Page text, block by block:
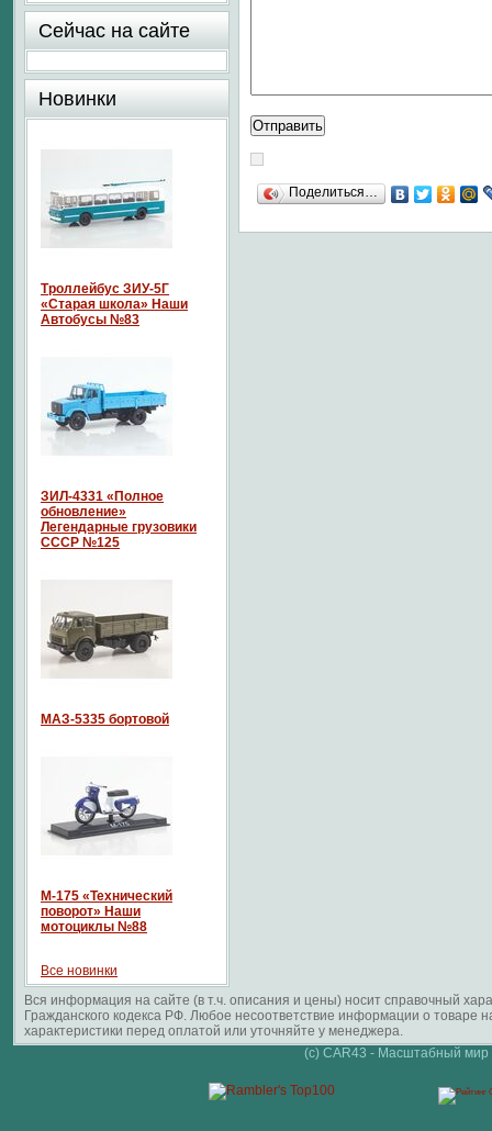
Поделиться…
Сейчас на сайте
Новинки
Троллейбус ЗИУ-5Г
«Старая школа» Наши
Автобусы №83
ЗИЛ-4331 «Полное
обновление»
Легендарные грузовики
СССР №125
МАЗ-5335 бортовой
М-175 «Технический
поворот» Наши
мотоциклы №88
Все новинки
Вся информация на сайте (в т.ч. описания и цены) носит справочный
Гражданского кодекса РФ. Любое несоответствие информации о
характеристики перед оплатой или уточняйте у менеджера.
(c) CAR43 - Масштабный мир